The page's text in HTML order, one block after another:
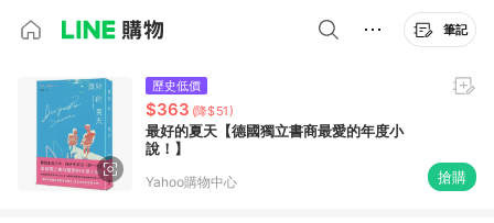
筆記
歷史低價
$363 (降$51)
最好的夏天【德國獨立書商最愛的年度小
說！】
Yahoo購物中心 搶購